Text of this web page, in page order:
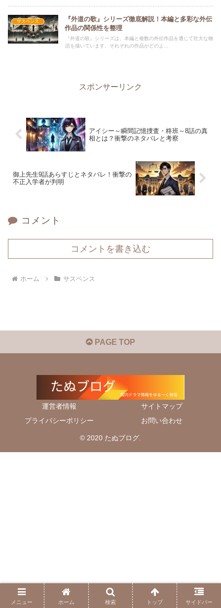
サスペンス
『外道の歌』シリーズ徹底解説！本編と多彩な外伝
作品の関係性を整理
『外道の歌』シリーズは、本編と複数の外伝作品を通じて壮大な物
語を描いています。それぞれの作品がどのよ...
スポンサーリンク
アイシー～瞬間記憶捜査・柊班～8話の真
相とは？衝撃のネタバレと考察
御上先生9話あらすじとネタバレ！衝撃の
不正入学者が判明
コメント
コメントを書き込む
ホーム サスペンス
PAGE TOP
運営者情報
サイトマップ
プライバシーポリシー
お問い合わせ
© 2020 たぬブログ.
メニュー ホーム 検索 トップ サイドバー